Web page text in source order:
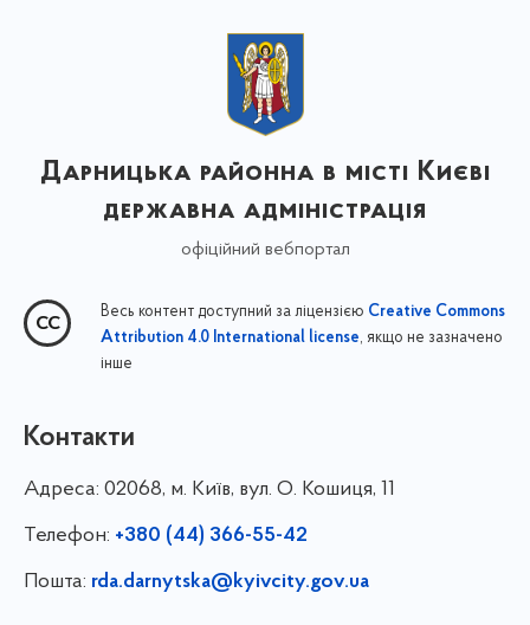
Дарницька районна в місті Києві
державна адміністрація
офіційний вебпортал
Весь контент доступний за ліцензією Creative Commons
Attribution 4.0 International license, якщо не зазначено
інше
Контакти
Адреса: 02068, м. Київ, вул. О. Кошиця, 11
Телефон: +380 (44) 366-55-42
Пошта: rda.darnytska@kyivcity.gov.ua